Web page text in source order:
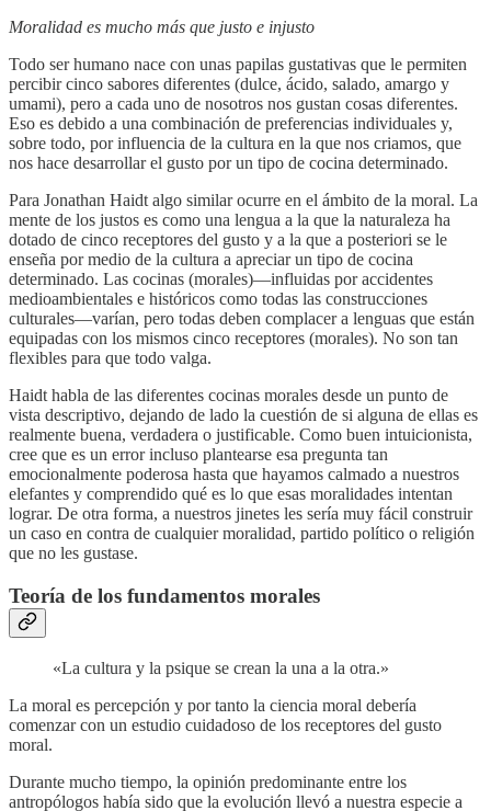
Moralidad es mucho más que justo e injusto
Todo ser humano nace con unas papilas gustativas que le permiten
percibir cinco sabores diferentes (dulce, ácido, salado, amargo y
umami), pero a cada uno de nosotros nos gustan cosas diferentes.
Eso es debido a una combinación de preferencias individuales y,
sobre todo, por influencia de la cultura en la que nos criamos, que
nos hace desarrollar el gusto por un tipo de cocina determinado.
Para Jonathan Haidt algo similar ocurre en el ámbito de la moral. La
mente de los justos es como una lengua a la que la naturaleza ha
dotado de cinco receptores del gusto y a la que a posteriori se le
enseña por medio de la cultura a apreciar un tipo de cocina
determinado. Las cocinas (morales)—influidas por accidentes
medioambientales e históricos como todas las construcciones
culturales—varían, pero todas deben complacer a lenguas que están
equipadas con los mismos cinco receptores (morales). No son tan
flexibles para que todo valga.
Haidt habla de las diferentes cocinas morales desde un punto de
vista descriptivo, dejando de lado la cuestión de si alguna de ellas es
realmente buena, verdadera o justificable. Como buen intuicionista,
cree que es un error incluso plantearse esa pregunta tan
emocionalmente poderosa hasta que hayamos calmado a nuestros
elefantes y comprendido qué es lo que esas moralidades intentan
lograr. De otra forma, a nuestros jinetes les sería muy fácil construir
un caso en contra de cualquier moralidad, partido político o religión
que no les gustase.
Teoría de los fundamentos morales
«La cultura y la psique se crean la una a la otra.»
La moral es percepción y por tanto la ciencia moral debería
comenzar con un estudio cuidadoso de los receptores del gusto
moral.
Durante mucho tiempo, la opinión predominante entre los
antropólogos había sido que la evolución llevó a nuestra especie a